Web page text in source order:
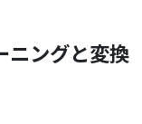
ングと変換